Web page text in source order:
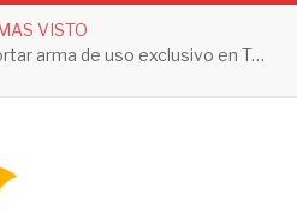
VISTO
Condenan a hombre por portar arma de uso exclusivo en Tepic